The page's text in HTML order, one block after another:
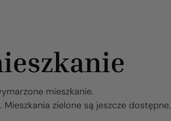
mieszkanie.
zielone są jeszcze dostępne.